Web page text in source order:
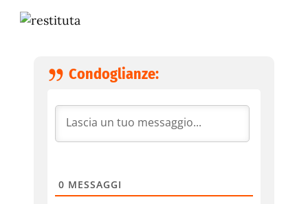
Condoglianze:
0 MESSAGGI